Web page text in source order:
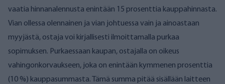
vaatia hinnanalennusta enintään 15 prosenttia kauppahinnasta.
Vian ollessa olennainen ja vian johtuessa vain ja ainoastaan
myyjästä, ostaja voi kirjallisesti ilmoittamalla purkaa
sopimuksen. Purkaessaan kaupan, ostajalla on oikeus
vahingonkorvaukseen, joka on enintään kymmenen prosenttia
(10 %) kauppasummasta. Tämä summa pitää sisällään laitteen